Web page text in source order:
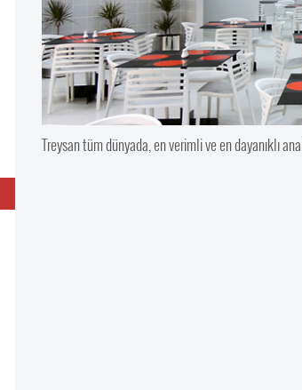
Treysan tüm dünyada, en verimli ve en dayanıklı